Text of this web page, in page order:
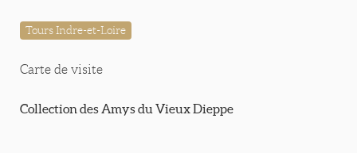
Tours Indre-et-Loire
Carte de visite
Collection des Amys du Vieux Dieppe